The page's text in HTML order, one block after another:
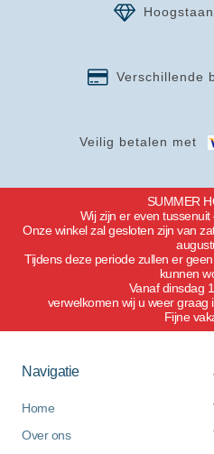
Veilig betalen met
Verschillende
SUMMER
Wij zijn er even
Onze winkel zal gesloten zijn van
Tijdens deze periode zullen er
kunnen
Vanaf dinsdag
verwelkomen wij u weer graag
Fijne
Navigatie
Home
Over ons